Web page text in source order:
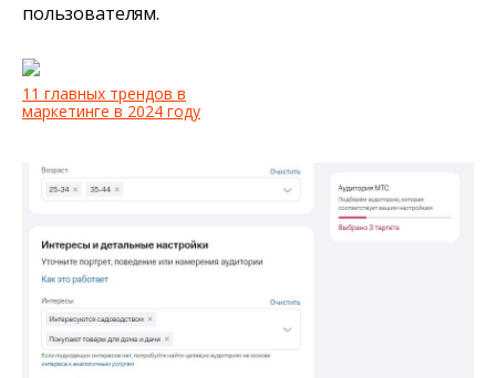
пользователям.
11 главных трендов в
маркетинге в 2024 году